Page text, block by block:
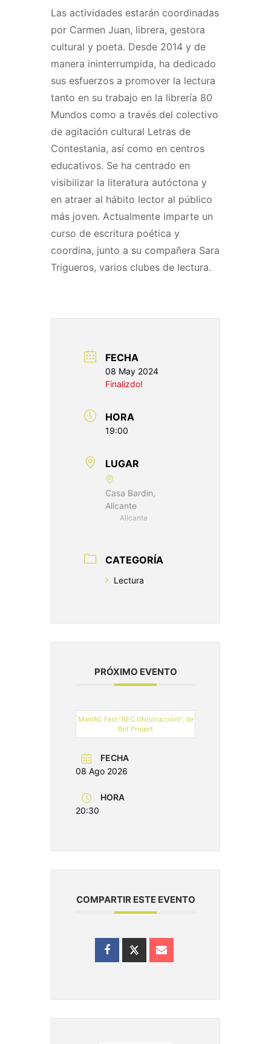
Las actividades estarán coordinadas
por Carmen Juan, librera, gestora
cultural y poeta. Desde 2014 y de
manera ininterrumpida, ha dedicado
sus esfuerzos a promover la lectura
tanto en su trabajo en la librería 80
Mundos como a través del colectivo
de agitación cultural Letras de
Contestania, así como en centros
educativos. Se ha centrado en
visibilizar la literatura autóctona y
en atraer al hábito lector al público
más joven. Actualmente imparte un
curso de escritura poética y
coordina, junto a su compañera Sara
Trigueros, varios clubes de lectura.
FECHA
08 May 2024
Finalizdo!
HORA
19:00
LUGAR
Casa Bardin,
Alicante
Alicante
CATEGORÍA
Lectura
PRÓXIMO EVENTO
ManIAC Fest:“REC.ON(strucción)”, de
Bot Project
FECHA
08 Ago 2026
HORA
20:30
COMPARTIR ESTE EVENTO